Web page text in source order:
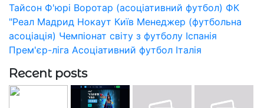
Тайсон Ф'юрі Воротар (асоціативний футбол) ФК
"Реал Мадрид Нокаут Київ Менеджер (футбольна
асоціація) Чемпіонат світу з футболу Іспанія
Прем'єр-ліга Асоціативний футбол Італія
Recent posts